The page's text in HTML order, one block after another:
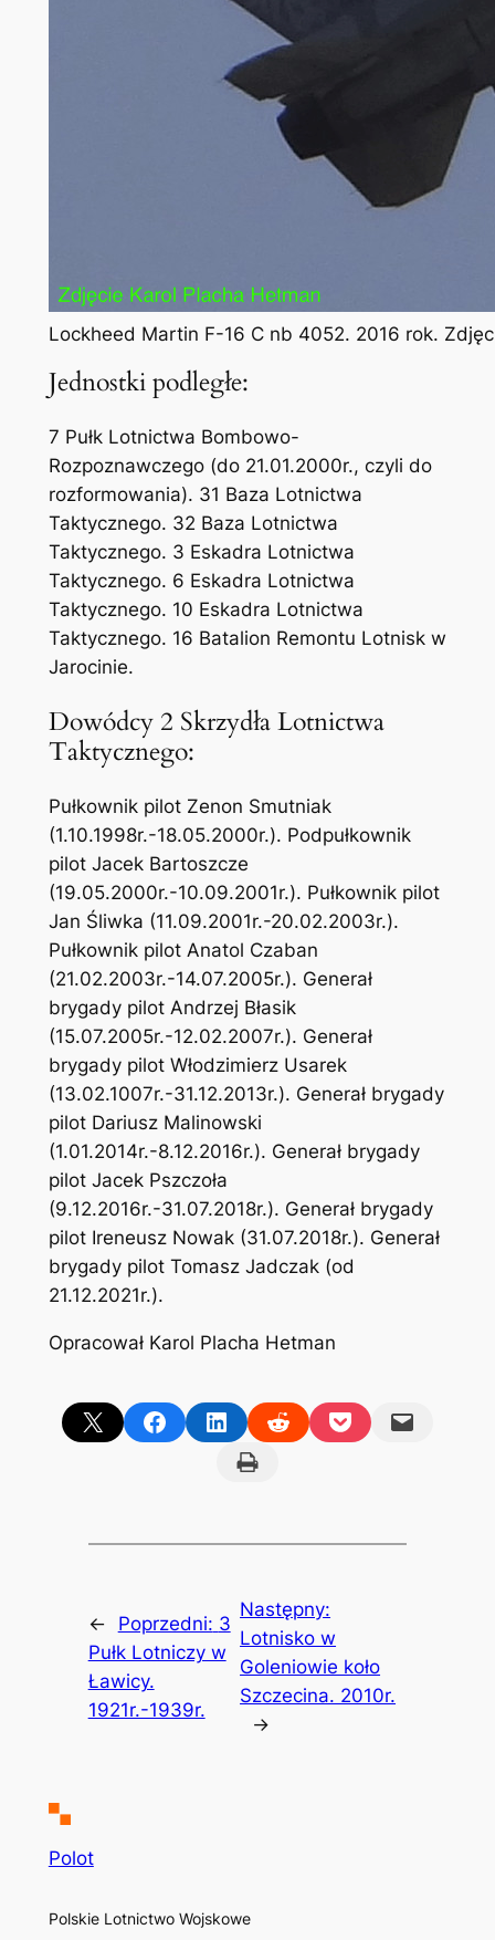
Lockheed Martin F-16 C nb 4052. 2016 rok.
Jednostki podległe:
7 Pułk Lotnictwa Bombowo-
Rozpoznawczego (do 21.01.2000r., czyli do
rozformowania). 31 Baza Lotnictwa
Taktycznego. 32 Baza Lotnictwa
Taktycznego. 3 Eskadra Lotnictwa
Taktycznego. 6 Eskadra Lotnictwa
Taktycznego. 10 Eskadra Lotnictwa
Taktycznego. 16 Batalion Remontu Lotnisk w
Jarocinie.
Dowódcy 2 Skrzydła Lotnictwa
Taktycznego:
Pułkownik pilot Zenon Smutniak
(1.10.1998r.-18.05.2000r.). Podpułkownik
pilot Jacek Bartoszcze
(19.05.2000r.-10.09.2001r.). Pułkownik pilot
Jan Śliwka (11.09.2001r.-20.02.2003r.).
Pułkownik pilot Anatol Czaban
(21.02.2003r.-14.07.2005r.). Generał
brygady pilot Andrzej Błasik
(15.07.2005r.-12.02.2007r.). Generał
brygady pilot Włodzimierz Usarek
(13.02.1007r.-31.12.2013r.). Generał brygady
pilot Dariusz Malinowski
(1.01.2014r.-8.12.2016r.). Generał brygady
pilot Jacek Pszczoła
(9.12.2016r.-31.07.2018r.). Generał brygady
pilot Ireneusz Nowak (31.07.2018r.). Generał
brygady pilot Tomasz Jadczak (od
21.12.2021r.).
Opracował Karol Placha Hetman
Share on X Share on FacebookShare on LinkedInShare on RedditShare on PocketEmail this Page
Print this Page
← Poprzedni: 3
Pułk Lotniczy w
Ławicy.
1921r.-1939r.
Następny:
Lotnisko w
Goleniowie koło
Szczecina. 2010r.
→
Polot
Polskie Lotnictwo Wojskowe